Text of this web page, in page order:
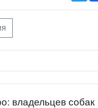
владельцев собак